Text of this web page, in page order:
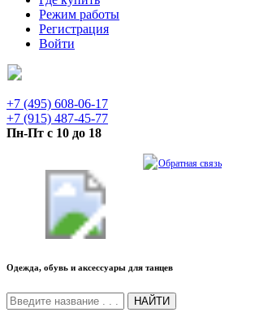
Режим работы
Регистрация
Войти
+7 (495) 608-06-17
+7 (915) 487-45-77
Пн-Пт с 10 до 18
Обратная связь
Одежда, обувь и аксессуары для танцев
НАЙТИ